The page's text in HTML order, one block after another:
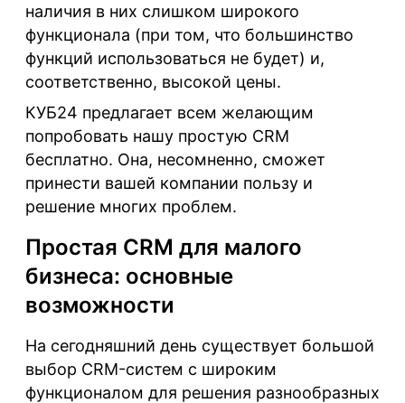
наличия в них слишком широкого
функционала (при том, что большинство
функций использоваться не будет) и,
соответственно, высокой цены.
КУБ24 предлагает всем желающим
попробовать нашу простую CRM
бесплатно. Она, несомненно, сможет
принести вашей компании пользу и
решение многих проблем.
Простая CRM для малого
бизнеса: основные
возможности
На сегодняшний день существует большой
выбор CRM-систем с широким
функционалом для решения разнообразных